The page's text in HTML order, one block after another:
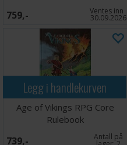
759,- Ventes inn
30.09.2026
Legg i handlekurven
Age of Vikings RPG Core
Rulebook
739,- Antall på